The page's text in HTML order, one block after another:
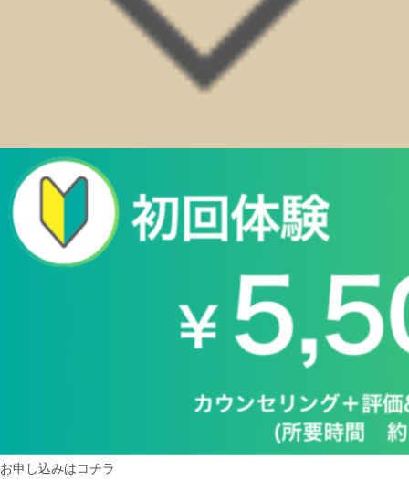
お申し込みはコチラ